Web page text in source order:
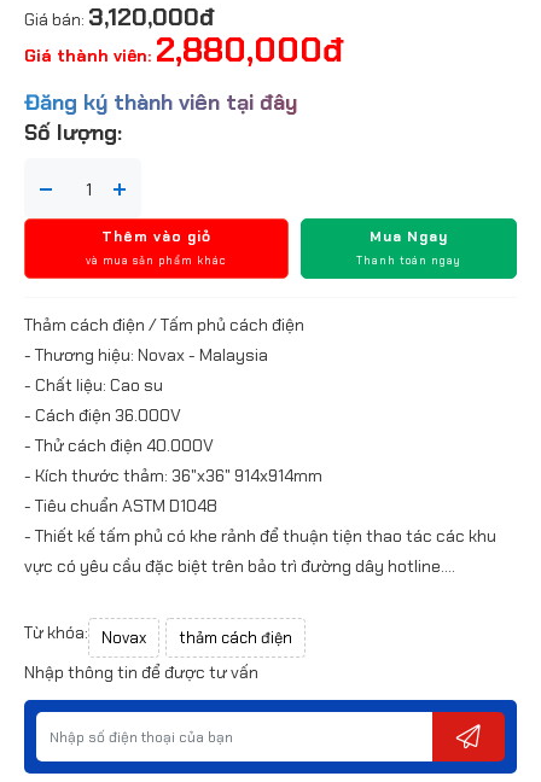
Giá bán: 3,120,000đ
Giá thành viên: 2,880,000đ
Đăng ký thành viên tại đây
Số lượng:
Thêm vào giỏ
và mua sản phẩm khác
Mua Ngay
Thanh toán ngay
Thảm cách điện / Tấm phủ cách điện
- Thương hiệu: Novax - Malaysia
- Chất liệu: Cao su
- Cách điện 36.000V
- Thử cách điện 40.000V
- Kích thước thảm: 36"x36" 914x914mm
- Tiêu chuẩn ASTM D1048
- Thiết kế tấm phủ có khe rảnh để thuận tiện thao tác các khu
vực có yêu cầu đặc biệt trên bảo trì đường dây hotline....
Từ khóa: Novax thảm cách điện
Nhập thông tin để được tư vấn